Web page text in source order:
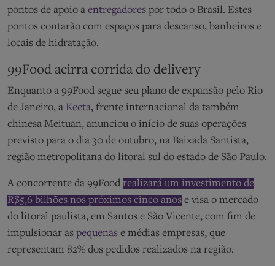
pontos de apoio a entregadores por todo o Brasil. Estes
pontos contarão com espaços para descanso, banheiros e
locais de hidratação.
99Food acirra corrida do delivery
Enquanto a 99Food segue seu plano de expansão pelo Rio
de Janeiro, a Keeta, frente internacional da também
chinesa Meituan, anunciou o início de suas operações
previsto para o dia 30 de outubro, na Baixada Santista,
região metropolitana do litoral sul do estado de São Paulo.
A concorrente da 99Food realizará um investimento de
R$5,6 bilhões nos próximos cinco anos e visa o mercado
do litoral paulista, em Santos e São Vicente, com fim de
impulsionar as pequenas e médias empresas, que
representam 82% dos pedidos realizados na região.